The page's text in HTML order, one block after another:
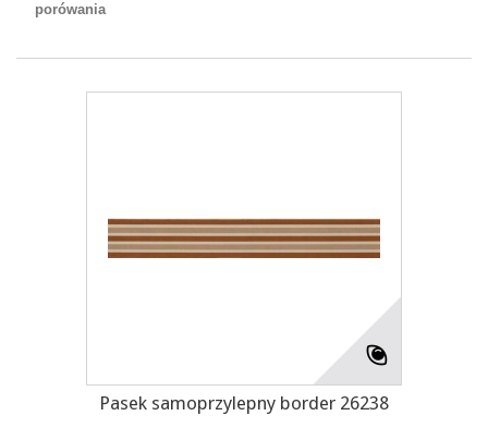
porówania
Pasek samoprzylepny border 26238